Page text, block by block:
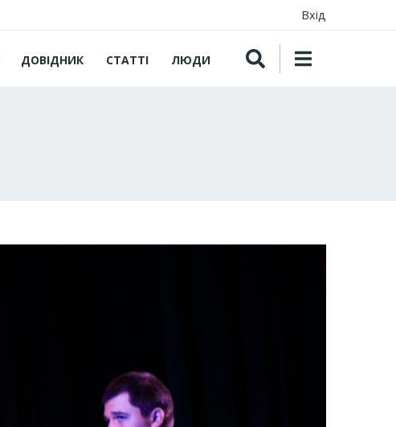
Вхід
ДОВІДНИК СТАТТІ ЛЮДИ